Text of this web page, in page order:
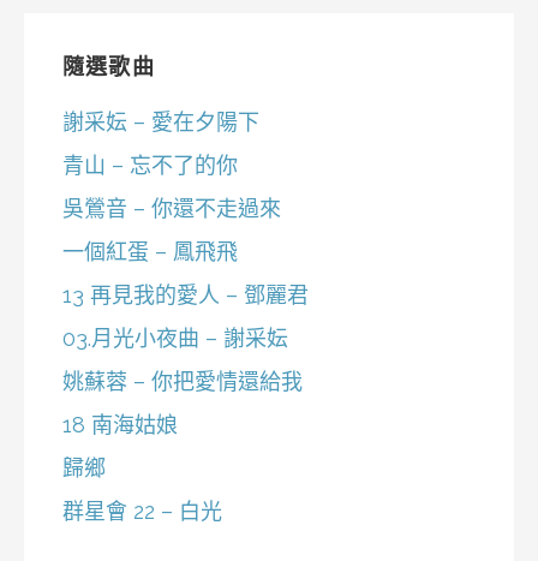
隨選歌曲
謝采妘 – 愛在夕陽下
青山 – 忘不了的你
吳鶯音 – 你還不走過來
一個紅蛋 – 鳳飛飛
13 再見我的愛人 – 鄧麗君
03.月光小夜曲 – 謝采妘
姚蘇蓉 – 你把愛情還給我
18 南海姑娘
歸鄉
群星會 22 – 白光